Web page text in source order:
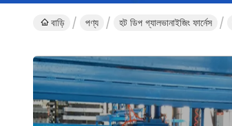
বাড়ি পণ্য হট ডিপ গ্যালভানাইজিং ফার্নেস